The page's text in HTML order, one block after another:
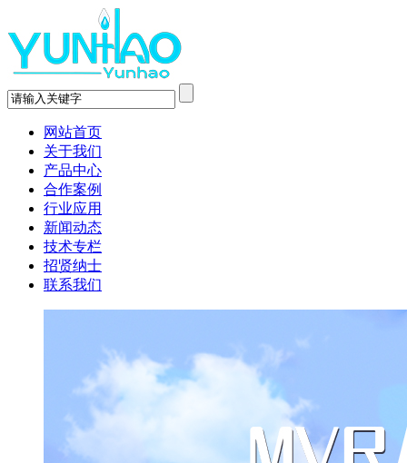
网站首页
关于我们
产品中心
合作案例
行业应用
新闻动态
技术专栏
招贤纳士
联系我们